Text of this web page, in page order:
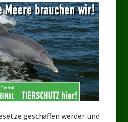
23
– Vorpommern 2021
2021
Westfalen 2020
2020geschaffen werden und